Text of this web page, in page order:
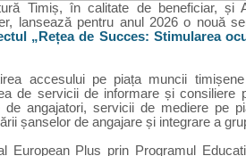
Timiș, în calitate de beneficiar, și
lansează pentru anul 2026 o nouă
„Rețea de Succes: Stimularea
accesului pe piața muncii
de servicii de informare și consiliere
de angajatori, servicii de mediere pe
șanselor de angajare și integrare a
European Plus prin Programul